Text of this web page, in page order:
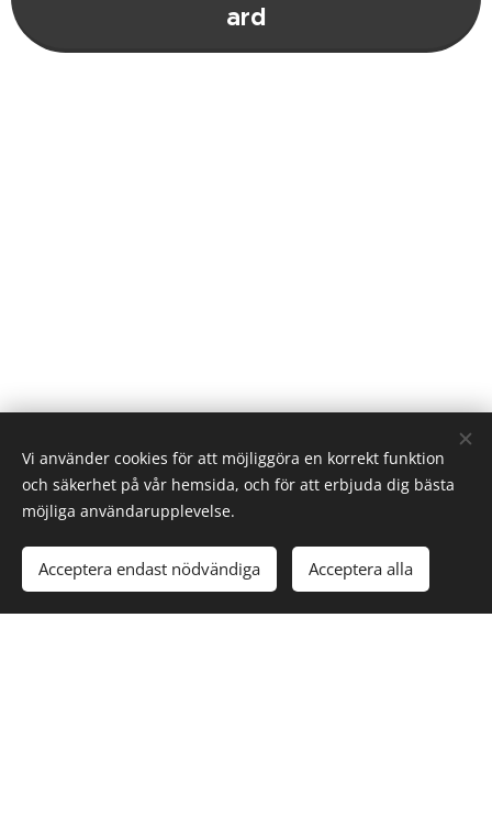
ard
Copyright © 2025
Vänersborgs Budoförening
Org# 802457-2870
Cookies
Vi använder cookies för att möjliggöra en korrekt funktion
och säkerhet på vår hemsida, och för att erbjuda dig bästa
möjliga användarupplevelse.
Acceptera endast nödvändiga Acceptera alla